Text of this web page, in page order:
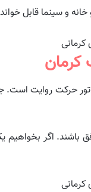
و سینما قابل
کرمان
حرکت روایت است.
باشند. اگر